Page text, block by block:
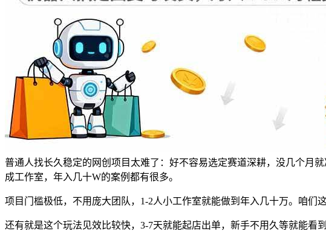
普通人找长久稳定的网创项目太难了：好不容易选定赛道深耕，没几个
成工作室，年入几十W的案例都有很多。
项目门槛极低，不用庞大团队，1-2人小工作室就能做到年入几十万。咱们
还有就是这个玩法见效比较快，3-7天就能起店出单，新手不用久等就能看